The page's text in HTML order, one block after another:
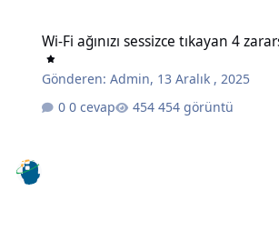
Wi-Fi ağınızı sessizce tıkayan 4
Gönderen:Admin, 13 Aralık , 2025
0 cevap
454 görüntü